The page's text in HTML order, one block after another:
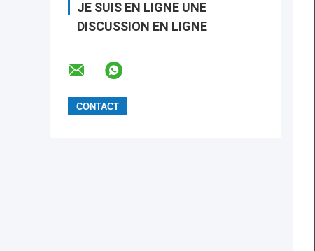
JE SUIS EN LIGNE UNE
DISCUSSION EN LIGNE